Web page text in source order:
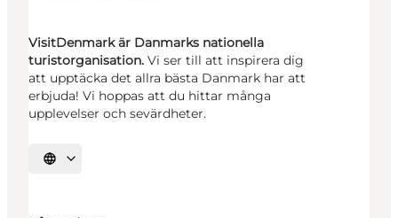
VisitDenmark är Danmarks nationella
turistorganisation. Vi ser till att inspirera dig
att upptäcka det allra bästa Danmark har att
erbjuda! Vi hoppas att du hittar många
upplevelser och sevärdheter.
Välj språk